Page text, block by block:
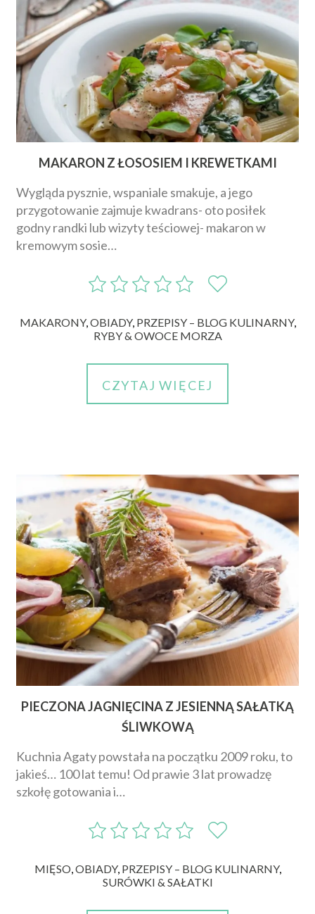
MAKARON Z ŁOSOSIEM I KREWETKAMI
Wygląda pysznie, wspaniale smakuje, a jego
przygotowanie zajmuje kwadrans- oto posiłek
godny randki lub wizyty teściowej- makaron w
kremowym sosie…
MAKARONY,OBIADY, PRZEPISY – BLOG KULINARNY,
RYBY & OWOCE MORZA
CZYTAJ WIĘCEJ
PIECZONA JAGNIĘCINA Z JESIENNĄ SAŁATKĄ
ŚLIWKOWĄ
Kuchnia Agaty powstała na początku 2009 roku, to
jakieś… 100 lat temu! Od prawie 3 lat prowadzę
szkołę gotowania i…
MIĘSO,OBIADY, PRZEPISY – BLOG KULINARNY,
SURÓWKI & SAŁATKI